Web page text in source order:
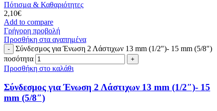
Πότισμα & Καθαριότητες
2,10€
Add to compare
Γρήγορη προβολή
Προσθήκη στα αγαπημένα
Σύνδεσμος για Ένωση 2 Λάστιχων 13 mm (1/2")- 15 mm (5/8")
ποσότητα
Προσθήκη στο καλάθι
Σύνδεσμος για Ένωση 2 Λάστιχων 13 mm (1/2″)- 15
mm (5/8″)